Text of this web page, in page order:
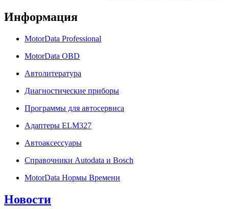
Информация
MotorData Professional
MotorData OBD
Автолитература
Диагностические приборы
Программы для автосервиса
Адаптеры ELM327
Автоаксессуары
Справочники Autodata и Bosch
MotorData Нормы Времени
Новости